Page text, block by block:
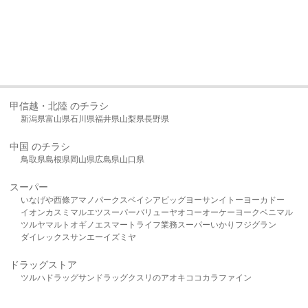
甲信越・北陸 のチラシ
新潟県富山県石川県福井県山梨県長野県
中国 のチラシ
鳥取県島根県岡山県広島県山口県
スーパー
いなげや西條アマノパークスベイシア ビッグヨーサンイトーヨーカドー
イオンカスミ マルエツスーパーバリューヤオコーオーケー ヨークベニマル
ツルヤマルト オギノ エスマート ライフ業務スーパーいかり フジグラン
ダイレックスサンエーイズミヤ
ドラッグストア
ツルハドラッグサンドラッグクスリのアオキ ココカラファイン